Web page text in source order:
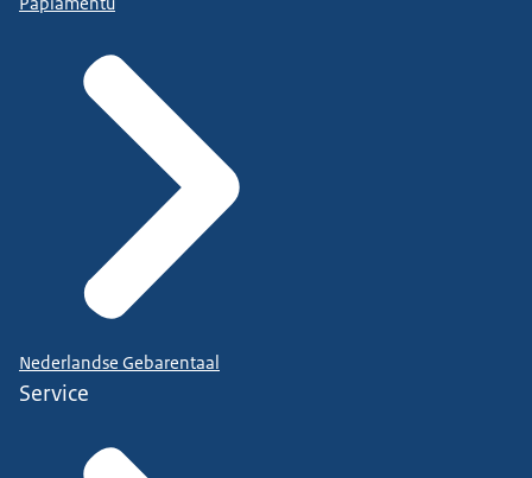
Nederlandse Gebarentaal
Service